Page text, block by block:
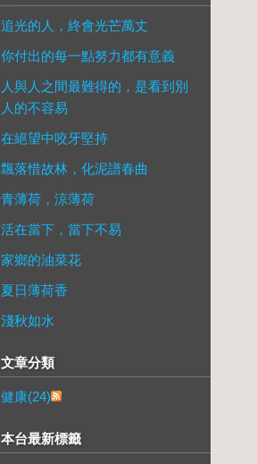
追光的人，終會光芒萬丈
你付出的每一點努力都有意義
人與人之間最難得的，是看到別
人的不容易
在絕望中咬牙堅持
飄落惜故林，化泥譜春曲
青薄荷，涼薄荷
活在當下，當下不易
家鄉的油菜花
夏日薄荷香
淺秋如水
文章分類
健康(24)
本台最新標籤